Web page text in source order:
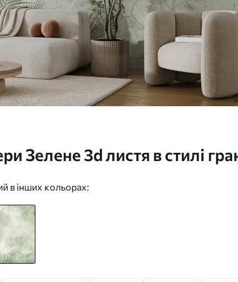
Зелене 3d листя в стилі
в інших кольорах: